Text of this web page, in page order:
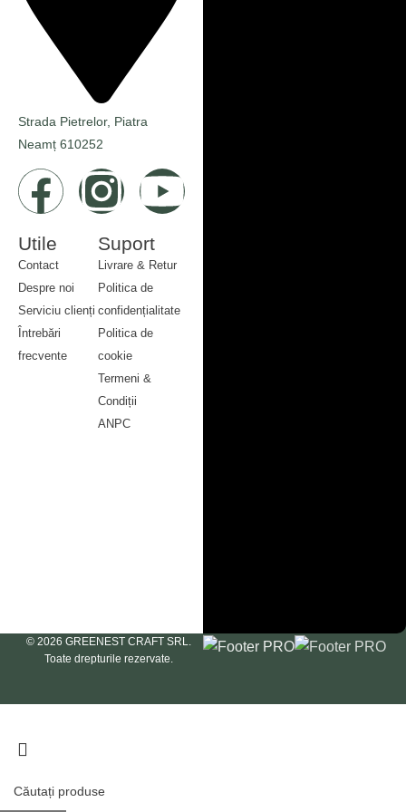
Strada Pietrelor, Piatra
Neamț 610252
Utile
Contact
Despre noi
Serviciu clienți
Întrebări
frecvente
Suport
Livrare & Retur
Politica de
confidențialitate
Politica de
cookie
Termeni &
Condiții
ANPC
© 2026 GREENEST CRAFT SRL.
Toate drepturile rezervate.